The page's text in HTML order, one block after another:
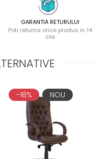
GARANTIA RETURULUI
Poti returna orice produs in 14
zile
-18% NOU